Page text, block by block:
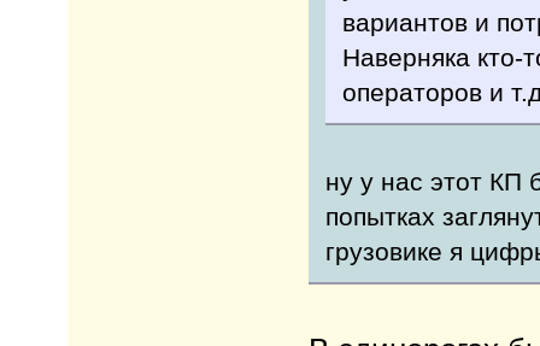
вариантов и
Наверняка кто-
операторов и
ну у нас этот КП
попытках
грузовике я